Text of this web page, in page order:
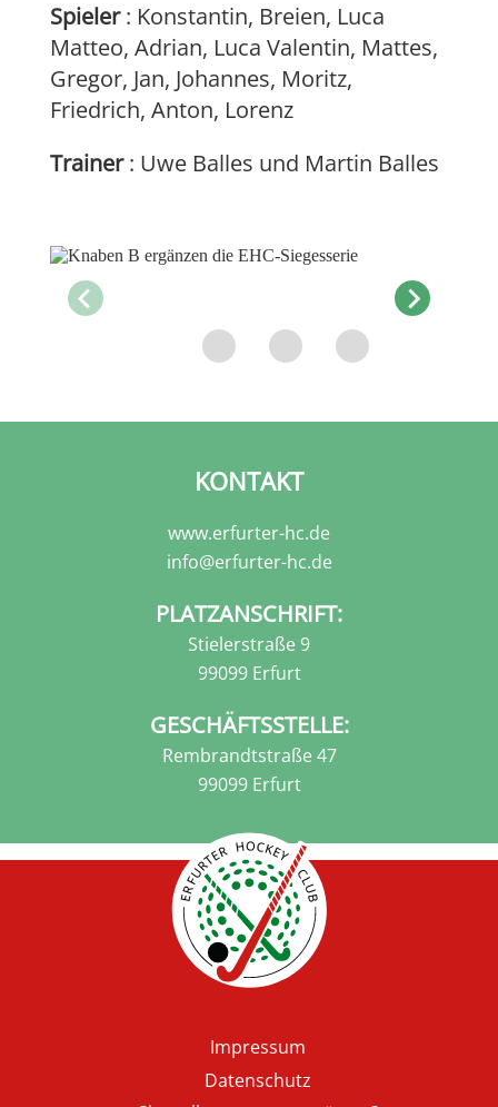
Spieler: Konstantin, Breien, Luca
Matteo, Adrian, Luca Valentin, Mattes,
Gregor, Jan, Johannes, Moritz,
Friedrich, Anton, Lorenz
Trainer: Uwe Balles und Martin Balles
PLATZANSCHRIFT:
Stielerstraße 9
99099 Erfurt
KONTAKT
www.erfurter-hc.de
info@erfurter-hc.de
GESCHÄFTSSTELLE:
Rembrandtstraße 47
99099 Erfurt
Impressum
Datenschutz